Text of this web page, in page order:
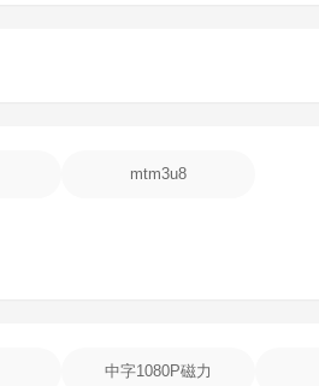
mtm3u8
中字1080P磁力